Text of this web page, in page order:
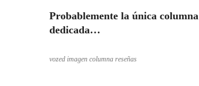
Probablemente la única columna
dedicada…
vozed imagen columna reseñas